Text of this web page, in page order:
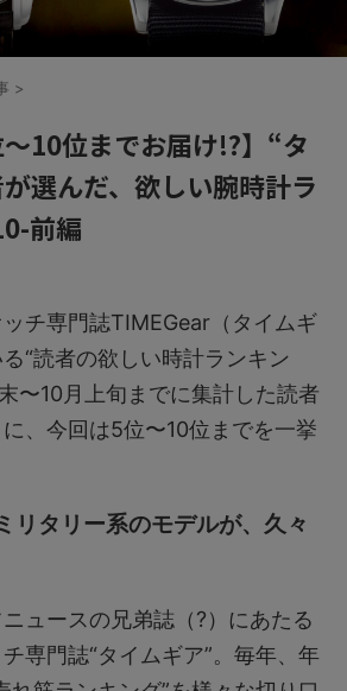
>
〜10位までお届け!?】“タ
選んだ、欲しい腕時計ラ
前編
チ専門誌TIMEGear（タイムギ
“読者の欲しい時計ランキン
〜10月上旬までに集計した読者
、今回は5位〜10位までを一挙
リタリー系のモデルが、久々
ュースの兄弟誌（?）にあたる
専門誌“タイムギア”。毎年、年